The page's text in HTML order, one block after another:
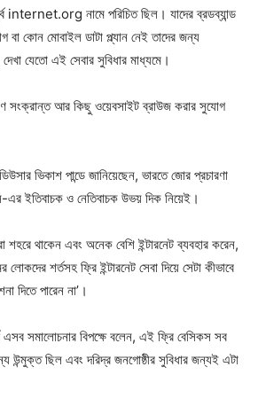
internet.org নামে পরিচিত ছিল। যাদের ব্রডব্যান্ড
কোন মোবাইল ডাটা প্ল্যান নেই তাদের জন্য
যেতো এই সেবার সুবিধার মাধ্যমে।
সংক্রান্ত আর কিছু ওয়েবসাইট ব্রাউজ করার সুযোগ
ভিকাশ পান্ডে জানিয়েছেন, ভারতে জোর প্রচারণা
এর ইতিবাচক ও নেতিবাচক উভয় দিক নিয়েই।
শহরে থাকেন এবং অনেক বেশি ইন্টারনেট ব্যবহার করেন,
লোকদের শর্তসহ ফ্রি ইন্টারনেট সেবা দিয়ে সেটা কীভাবে
দিতে পারেন না’।
এসব সমালোচনার বিপক্ষে বলেন, এই ফ্রি বেসিকস সব
উন্মুক্ত ছিল এবং দরিদ্র জনগোষ্ঠীর সুবিধার জন্যই এটা